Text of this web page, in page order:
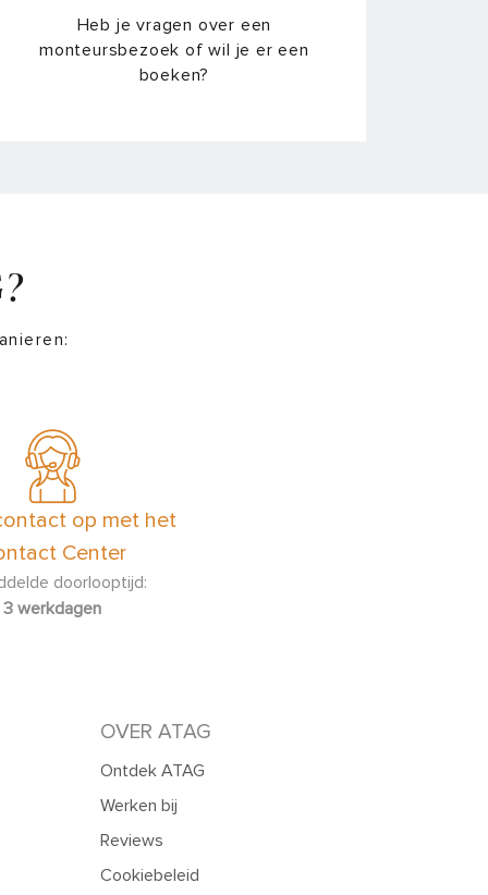
Heb je vragen over een
monteursbezoek of wil je er een
boeken?
op met het
Center
doorlooptijd:
3 werkdagen
OVER ATAG
Ontdek ATAG
Werken bij
Reviews
Cookiebeleid